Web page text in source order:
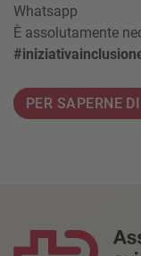
Whatsapp
È assolutamente
PER SAPERNE